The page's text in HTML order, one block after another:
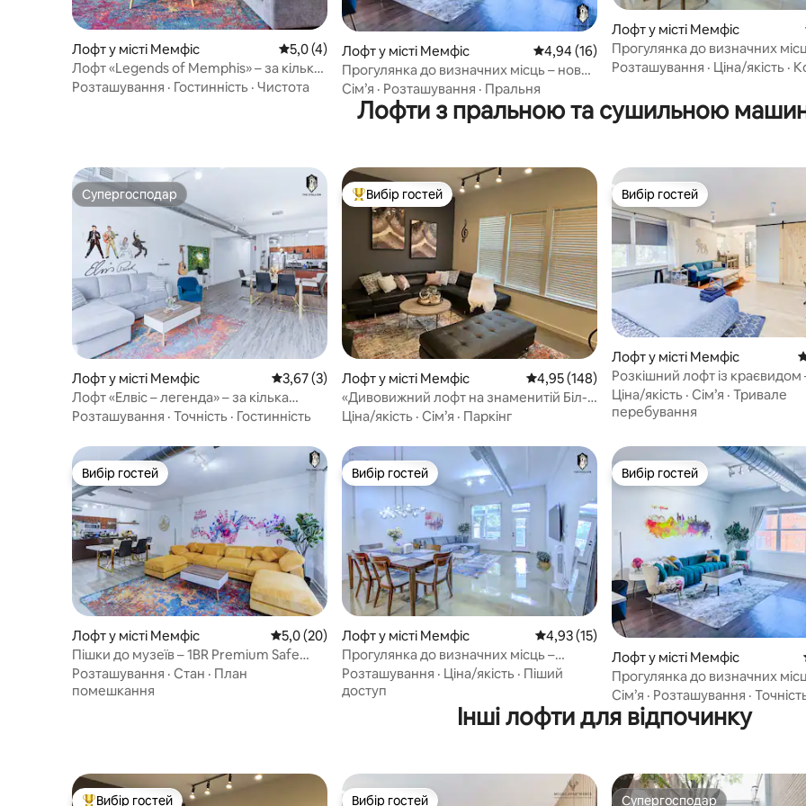
Лофт у місті Мемфіс Середня оцінка: 5,0 з 5, відгуки: 4
5,0 (4)
Лофт «Legends of Memphis» – за кілька
кроків від визначних місць
Розташування · Гостинність · Чистота
Лофт у місті Мемфіс Середня оцінка: 4,94 з 5, відгуки: 16
4,94 (16)
Прогулянка до визначних місць – новий
безпечний лофт преміум-класу з
2 спальнями
Сім’я · Розташування · Пральня
Лофт у місті Мемфіс
Прогулянка до визначних
Преміум лофт з 1 спальнею та
Розташування · Ціна/якість ·
Лофти з пральною та сушильною
Супергосподар
Супергосподар
Лофт у місті Мемфіс Середня оцінка: 3,67 з 5, відгуки: 3
3,67 (3)
Лофт «Елвіс – легенда» – за кілька
кроків від визначних місць
Розташування · Точність · Гостинність
Топ вибір гостей
Вибір гостей
Лофт у місті Мемфіс Середня оцінка: 4,95 з 5, відгуки: 148
4,95 (148)
«Дивовижний лофт на знаменитій Біл-
стріт»
Ціна/якість · Сім’я · Паркінг
Вибір гостей
Вибір гостей
Лофт у місті Мемфіс
Розкішний лофт із краєвидом
розміру King size,
паркування та Wi-Fi
Ціна/якість · Сім’я · Тривале
перебування
Вибір гостей
Вибір гостей
Лофт у місті Мемфіс Середня оцінка: 5,0 з 5, відгуки: 20
5,0 (20)
Пішки до музеїв – 1BR Premium Safe
Loft з парковкою
Розташування · Стан · План
помешкання
Вибір гостей
Вибір гостей
Лофт у місті Мемфіс Середня оцінка: 4,93 з 5, відгуки: 15
4,93 (15)
Прогулянка до визначних місць –
Преміум лофт з 1 спальнею та патіо
Розташування · Ціна/якість · Піший
доступ
Вибір гостей
Вибір гостей
Лофт у місті Мемфіс
Прогулянка до визначних
безпечний лофт преміум-
2 спальнями
Сім’я · Розташування ·
Інші лофти для відпочинку
Вибір гостей Вибір гостей Супергосподар